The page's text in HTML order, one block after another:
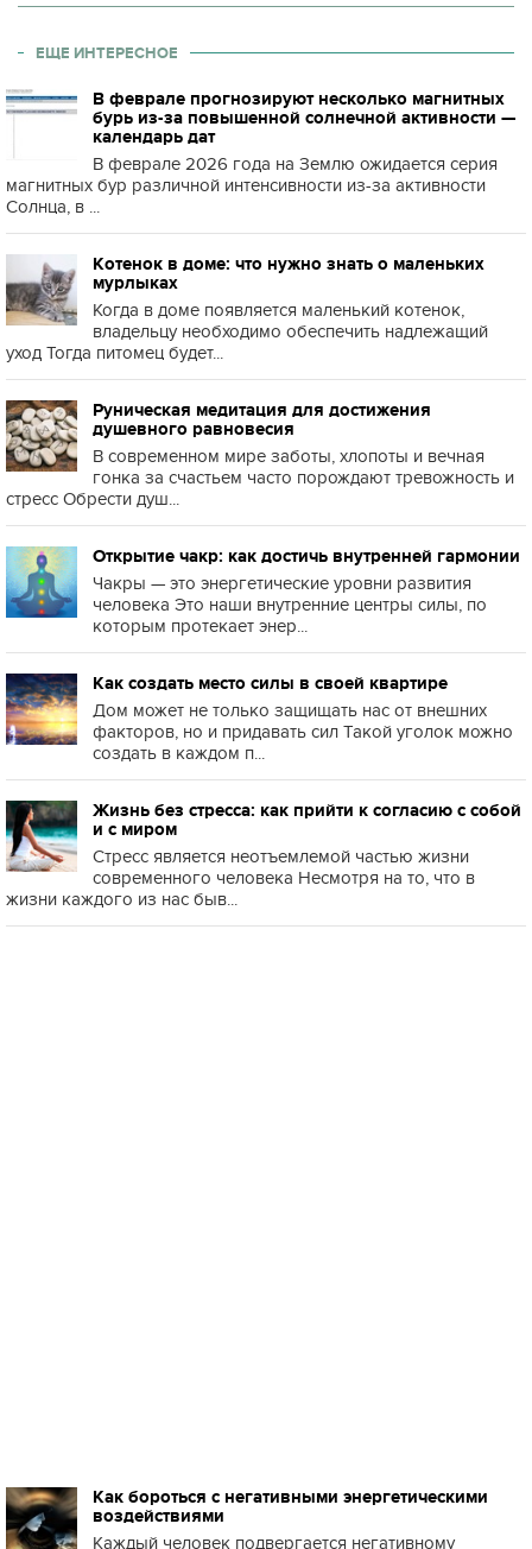
ЕЩЕ ИНТЕРЕСНОЕ
В феврале прогнозируют несколько магнитных
бурь из-за повышенной солнечной активности —
календарь дат
В феврале 2026 года на Землю ожидается серия
магнитных бур различной интенсивности из-за активности
Солнца, в ...
Котенок в доме: что нужно знать о маленьких
мурлыках
Когда в доме появляется маленький котенок,
владельцу необходимо обеспечить надлежащий
уход Тогда питомец будет...
Руническая медитация для достижения
душевного равновесия
В современном мире заботы, хлопоты и вечная
гонка за счастьем часто порождают тревожность и
стресс Обрести душ...
Открытие чакр: как достичь внутренней гармонии
Чакры — это энергетические уровни развития
человека Это наши внутренние центры силы, по
которым протекает энер...
Как создать место силы в своей квартире
Дом может не только защищать нас от внешних
факторов, но и придавать сил Такой уголок можно
создать в каждом п...
Жизнь без стресса: как прийти к согласию с собой
и с миром
Стресс является неотъемлемой частью жизни
современного человека Несмотря на то, что в
жизни каждого из нас быв...
Как бороться с негативными энергетическими
воздействиями
Каждый человек подвергается негативному